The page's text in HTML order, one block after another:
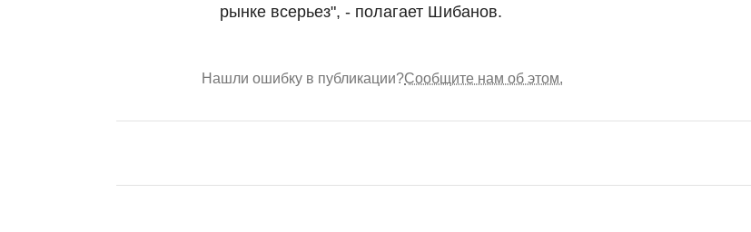
рынке всерьез", - полагает Шибанов.
Нашли ошибку в публикации?Сообщите нам об этом.